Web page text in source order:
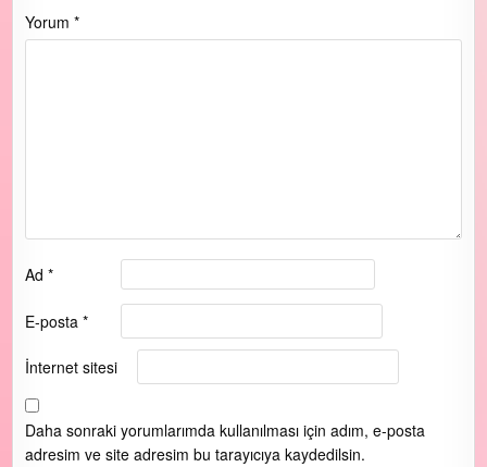
Yorum*
Ad*
E-posta*
İnternet sitesi
Daha sonraki yorumlarımda kullanılması için adım, e-posta
adresim ve site adresim bu tarayıcıya kaydedilsin.